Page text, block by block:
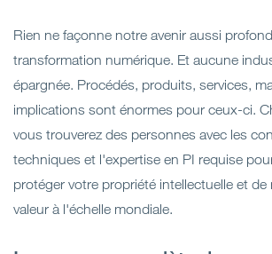
Rien ne façonne notre avenir aussi
transformation numérique. Et aucune
épargnée. Procédés, produits, services,
implications sont énormes pour ceux-ci.
vous trouverez des personnes avec les
techniques et l'expertise en PI requise
protéger votre propriété intellectuelle et de
valeur à l'échelle mondiale.